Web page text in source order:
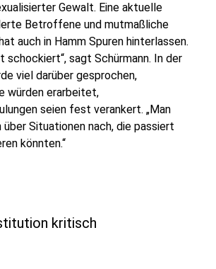
Gewalt. Eine aktuelle
Betroffene und mutmaßliche
auch in Hamm Spuren hinterlassen.
schockiert“, sagt Schürmann. In der
viel darüber gesprochen,
würden erarbeitet,
seien fest verankert. „Man
Situationen nach, die passiert
könnten.“
kritisch